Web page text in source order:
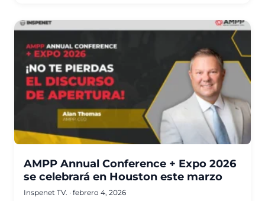
AMPP Annual Conference + Expo 2026
se celebrará en Houston este marzo
Inspenet TV. · febrero 4, 2026